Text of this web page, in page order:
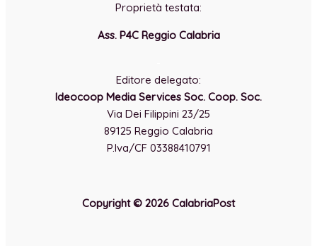
Proprietà testata:
Ass. P4C Reggio Calabria
Editore delegato:
Ideocoop Media Services Soc. Coop. Soc.
Via Dei Filippini 23/25
89125 Reggio Calabria
P.Iva/CF 03388410791
Copyright © 2026 CalabriaPost